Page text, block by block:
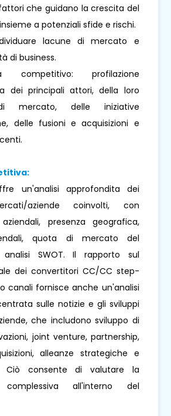
che guidano la crescita del
a potenziali sfide e rischi.
lacune di mercato e
di business.
competitivo: profilazione
dei principali attori, della loro
mercato, delle iniziative
delle fusioni e acquisizioni e
un'analisi approfondita dei
aziende coinvolti, con
presenza geografica,
quota di mercato del
SWOT. Il rapporto sul
dei convertitori CC/CC step-
canali fornisce anche un'analisi
sulle notizie e gli sviluppi
che includono sviluppo di
joint venture, partnership,
alleanze strategiche e
Ciò consente di valutare la
complessiva all'interno del